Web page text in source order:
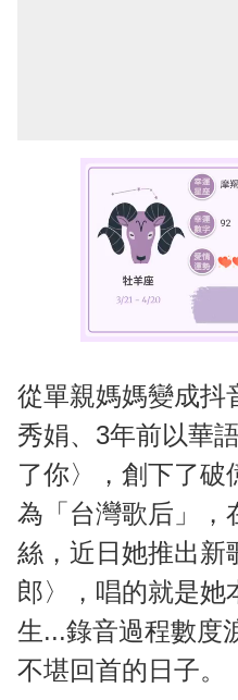
從單親媽媽變成抖
秀娟、3年前以華
了你〉，創下了破
為「台灣歌后」，
絲，近日她推出新
郎〉，唱的就是她
生...錄音過程數度
不堪回首的日子。